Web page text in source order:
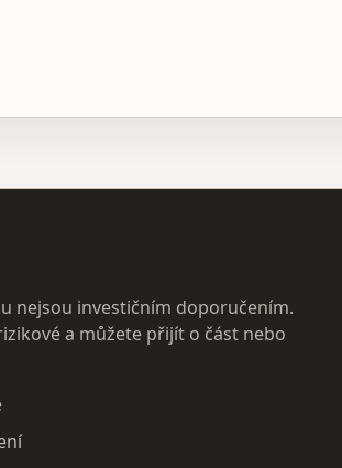
nejsou investičním doporučením.
a můžete přijít o část nebo